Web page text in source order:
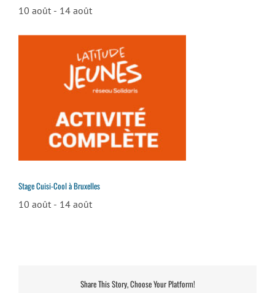
10 août - 14 août
Stage Cuisi-Cool à Bruxelles
10 août - 14 août
Share This Story, Choose Your Platform!